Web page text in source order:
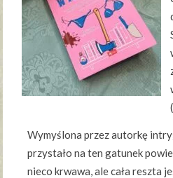
Wymyślona przez autorkę
przystało na ten gatunek
nieco krwawa, ale cała reszta